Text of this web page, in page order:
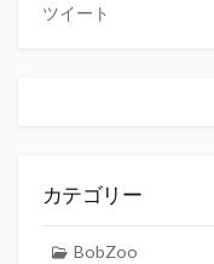
ツイート
カテゴリー
BobZoo